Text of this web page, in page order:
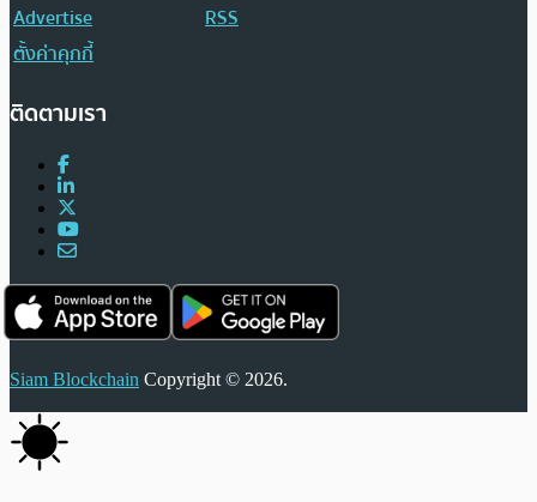
Advertise
RSS
ตั้งค่าคุกกี้
ติดตามเรา
Siam Blockchain Copyright © 2026.